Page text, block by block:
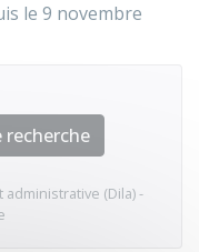
le 9 novembre
recherche
(Dila) -